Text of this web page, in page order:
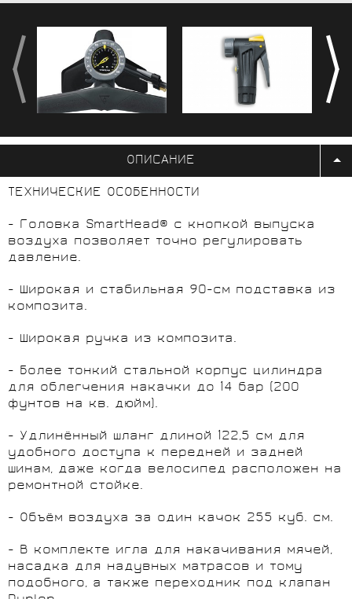
ОПИСАНИЕ
ТЕХНИЧЕСКИЕ ОСОБЕННОСТИ
- Головка SmartHead® с кнопкой выпуска
воздуха позволяет точно регулировать
давление.
- Широкая и стабильная 90-см подставка из
композита.
- Широкая ручка из композита.
- Более тонкий стальной корпус цилиндра
для облегчения накачки до 14 бар (200
фунтов на кв. дюйм).
- Удлинённый шланг длиной 122,5 см для
удобного доступа к передней и задней
шинам, даже когда велосипед расположен на
ремонтной стойке.
- Объём воздуха за один качок 255 куб. см.
- В комплекте игла для накачивания мячей,
насадка для надувных матрасов и тому
подобного, а также переходник под клапан